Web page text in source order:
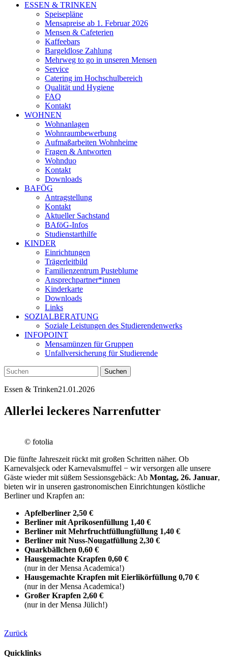
ESSEN & TRINKEN
Speisepläne
Mensapreise ab 1. Februar 2026
Mensen & Cafeterien
Kaffeebars
Bargeldlose Zahlung
Mehrweg to go in unseren Mensen
Service
Catering im Hochschulbereich
Qualität und Hygiene
FAQ
Kontakt
WOHNEN
Wohnanlagen
Wohnraumbewerbung
Aufmaßarbeiten Wohnheime
Fragen & Antworten
Wohnduo
Kontakt
Downloads
BAFÖG
Antragstellung
Kontakt
Aktueller Sachstand
BAföG-Infos
Studienstarthilfe
KINDER
Einrichtungen
Trägerleitbild
Familienzentrum Pusteblume
Ansprechpartner*innen
Kinderkarte
Downloads
Links
SOZIALBERATUNG
Soziale Leistungen des Studierendenwerks
INFOPOINT
Mensamünzen für Gruppen
Unfallversicherung für Studierende
Essen & Trinken21.01.2026
Allerlei leckeres Narrenfutter
© fotolia
Die fünfte Jahreszeit rückt mit großen Schritten näher. Ob
Karnevalsjeck oder Karnevalsmuffel − wir versorgen alle unsere
Gäste wieder mit süßem Sessionsgebäck: Ab Montag, 26. Januar,
bieten wir in unseren gastronomischen Einrichtungen köstliche
Berliner und Krapfen an:
Apfelberliner 2,50 €
Berliner mit Aprikosenfüllung 1,40 €
Berliner mit Mehrfruchtfüllungfüllung 1,40 €
Berliner mit Nuss-Nougatfüllung 2,30 €
Quarkbällchen 0,60 €
Hausgemachte Krapfen 0,60 €
(nur in der Mensa Academica!)
Hausgemachte Krapfen mit Eierlikörfüllung 0,70 €
(nur in der Mensa Academica!)
Großer Krapfen 2,60 €
(nur in der Mensa Jülich!)
Zurück
Quicklinks